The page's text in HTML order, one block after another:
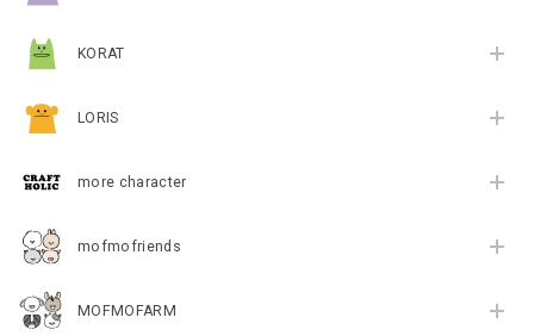
KORAT
LORIS
more character
mofmofriends
MOFMOFARM